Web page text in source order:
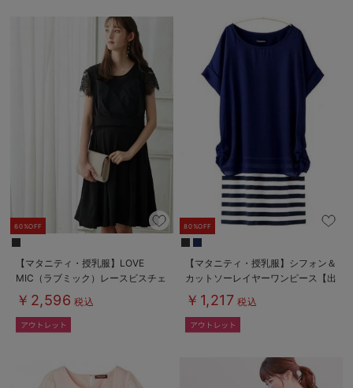
60%OFF
【マタニティ・授乳服】LOVE
MIC（ラブミック）レースビスチェ
ワンピース【出産後も長く使える】
￥2,596 税込
80%OFF
【マタニティ・授乳服】シフォン＆
カットソーレイヤーワンピース【出
産後も長く使える】
￥1,217 税込